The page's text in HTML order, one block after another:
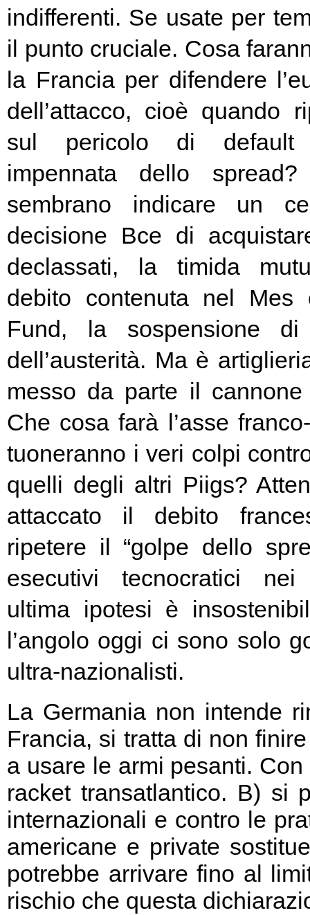
indifferenti. Se usate per
il punto cruciale. Cosa
la Francia per difendere
dell’attacco, cioè quando
sul pericolo di default
impennata dello
sembrano indicare un
decisione Bce di
declassati, la timida
debito contenuta nel Mes
Fund, la sospensione di
dell’austerità. Ma è
messo da parte il
Che cosa farà l’asse
tuoneranno i veri colpi
quelli degli altri Piigs?
attaccato il debito
ripetere il “golpe dello
esecutivi tecnocratici
ultima ipotesi è
l’angolo oggi ci sono solo
ultra-nazionalisti.
La Germania non intende
Francia, si tratta di non
a usare le armi pesanti.
racket transatlantico. B) si
internazionali e contro le
americane e private
potrebbe arrivare fino al
rischio che questa